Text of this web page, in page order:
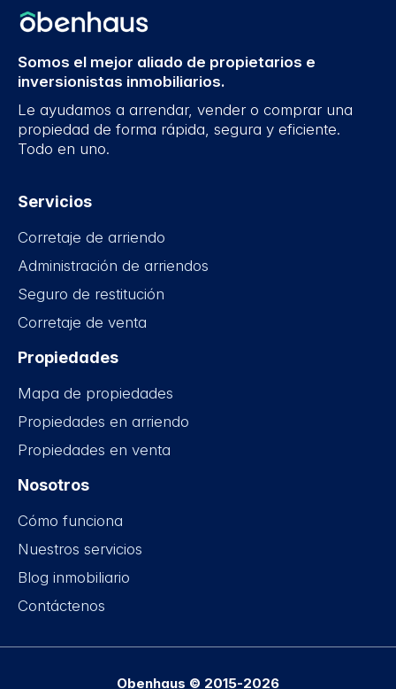
Somos el mejor aliado de propietarios e
inversionistas inmobiliarios.
Le ayudamos a arrendar, vender o comprar una
propiedad de forma rápida, segura y eficiente.
Todo en uno.
Servicios
Corretaje de arriendo
Administración de arriendos
Seguro de restitución
Corretaje de venta
Propiedades
Mapa de propiedades
Propiedades en arriendo
Propiedades en venta
Nosotros
Cómo funciona
Nuestros servicios
Blog inmobiliario
Contáctenos
Obenhaus © 2015-2026